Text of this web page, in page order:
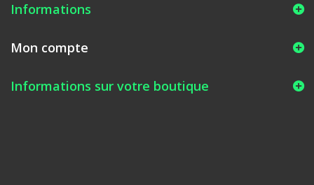
Informations
Mon compte
Informations sur votre boutique